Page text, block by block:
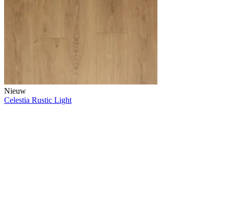
Nieuw
Celestia Rustic Light